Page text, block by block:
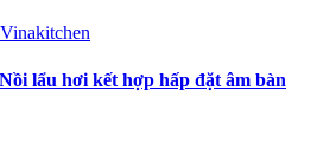
lẩu hơi kết hợp hấp đặt âm bàn